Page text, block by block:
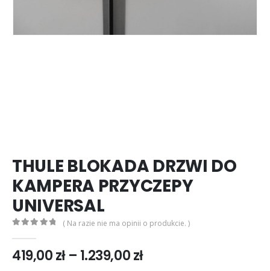
THULE BLOKADA DRZWI DO
KAMPERA PRZYCZEPY
UNIVERSAL
( Na razie nie ma opinii o produkcie. )
419,00zł – 1.239,00złZakres